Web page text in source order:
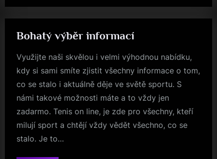
Bohatý výběr informací
Využijte naši skvělou i velmi výhodnou nabídku,
kdy si sami smíte zjistit všechny informace o tom,
co se stalo i aktuálně děje ve světě sportu. S
námi takové možnosti máte a to vždy jen
zadarmo. Tenis on line, je zde pro všechny, kteří
milují sport a chtějí vždy vědět všechno, co se
stalo. Je to…